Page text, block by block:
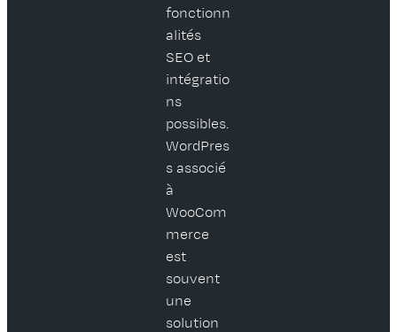
fonctionn
alités
SEO et
intégratio
ns
possibles.
WordPres
s associé
à
WooCom
merce
est
souvent
une
solution